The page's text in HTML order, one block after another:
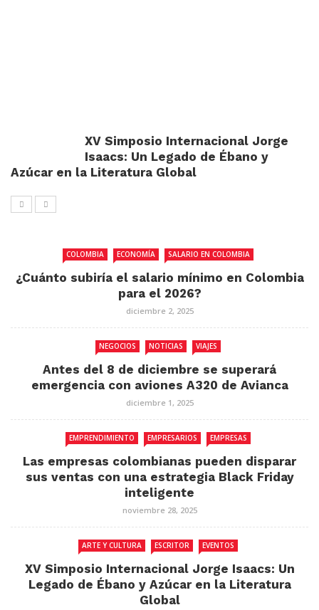
XV Simposio Internacional Jorge
Isaacs: Un Legado de Ébano y
Azúcar en la Literatura Global
COLOMBIA ECONOMÍA SALARIO EN COLOMBIA
¿Cuánto subiría el salario mínimo en Colombia
para el 2026?
diciembre 2, 2025
NEGOCIOS NOTICIAS VIAJES
Antes del 8 de diciembre se superará
emergencia con aviones A320 de Avianca
diciembre 1, 2025
EMPRENDIMIENTO EMPRESARIOS EMPRESAS
Las empresas colombianas pueden disparar
sus ventas con una estrategia Black Friday
inteligente
noviembre 28, 2025
ARTE Y CULTURA ESCRITOR EVENTOS
XV Simposio Internacional Jorge Isaacs: Un
Legado de Ébano y Azúcar en la Literatura
Global